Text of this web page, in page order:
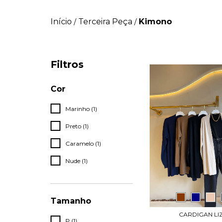
Início / Terceira Peça / Kimono
Filtros
Cor
Marinho (1)
Preto (1)
Caramelo (1)
Nude (1)
Tamanho
CARDIGAN